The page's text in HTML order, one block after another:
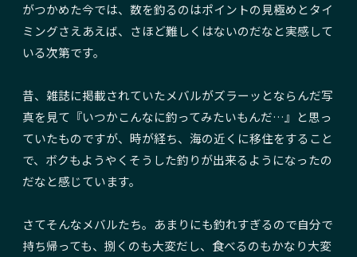
がつかめた今では、数を釣るのはポイントの見極めとタイ
ミングさえあえば、さほど難しくはないのだなと実感して
いる次第です。
昔、雑誌に掲載されていたメバルがズラーッとならんだ写
真を見て『いつかこんなに釣ってみたいもんだ…』と思っ
ていたものですが、時が経ち、海の近くに移住をすること
で、ボクもようやくそうした釣りが出来るようになったの
だなと感じています。
さてそんなメバルたち。あまりにも釣れすぎるので自分で
持ち帰っても、捌くのも大変だし、食べるのもかなり大変